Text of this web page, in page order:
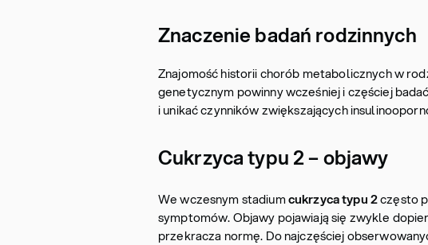
Znaczenie badań rodzinnych
Znajomość historii chorób metabolicznych w
genetycznym powinny wcześniej i częściej
i unikać czynników zwiększających
Cukrzyca typu 2 – objawy
We wczesnym stadiumcukrzyca typu 2często
symptomów. Objawy pojawiają się zwykle
przekracza normę. Do najczęściej